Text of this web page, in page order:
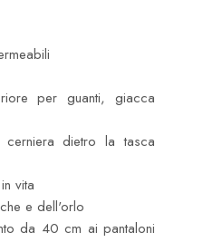
per guanti, giacca
cerniera dietro la tasca
vita
e dell'orlo
da 40 cm ai pantaloni